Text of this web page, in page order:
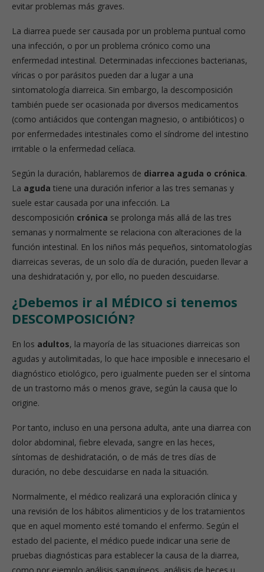
evitar problemas más graves.
La diarrea puede ser causada por un problema puntual como
una infección, o por un problema crónico como una
enfermedad intestinal. Determinadas infecciones bacterianas,
víricas o por parásitos pueden dar a lugar a una
sintomatología diarreica. Sin embargo, la descomposición
también puede ser ocasionada por diversos medicamentos
(como antiácidos que contengan magnesio, o antibióticos) o
por enfermedades intestinales como el síndrome del intestino
irritable o la enfermedad celíaca.
Según la duración, hablaremos de diarrea aguda o crónica.
La aguda tiene una duración inferior a las tres semanas y
suele estar causada por una infección. La
descomposición crónica se prolonga más allá de las tres
semanas y normalmente se relaciona con alteraciones de la
función intestinal. En los niños más pequeños, sintomatologías
diarreicas severas, de un solo día de duración, pueden llevar a
una deshidratación y, por ello, no pueden descuidarse.
¿Debemos ir al MÉDICO si tenemos
DESCOMPOSICIÓN?
En los adultos, la mayoría de las situaciones diarreicas son
agudas y autolimitadas, lo que hace imposible e innecesario el
diagnóstico etiológico, pero igualmente pueden ser el síntoma
de un trastorno más o menos grave, según la causa que lo
origine.
Por tanto, incluso en una persona adulta, ante una diarrea con
dolor abdominal, fiebre elevada, sangre en las heces,
síntomas de deshidratación, o de más de tres días de
duración, no debe descuidarse en nada la situación.
Normalmente, el médico realizará una exploración clínica y
una revisión de los hábitos alimenticios y de los tratamientos
que en aquel momento esté tomando el enfermo. Según el
estado del paciente, el médico puede indicar una serie de
pruebas diagnósticas para establecer la causa de la diarrea,